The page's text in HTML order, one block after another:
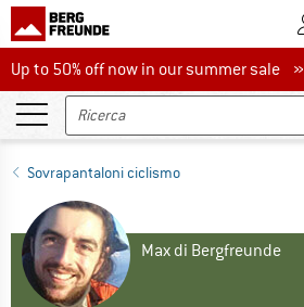
Up to 50% off now in our summer sale
Up to 50% off now in our summer sale »
Sovrapantaloni ciclismo
Max di Bergfreunde